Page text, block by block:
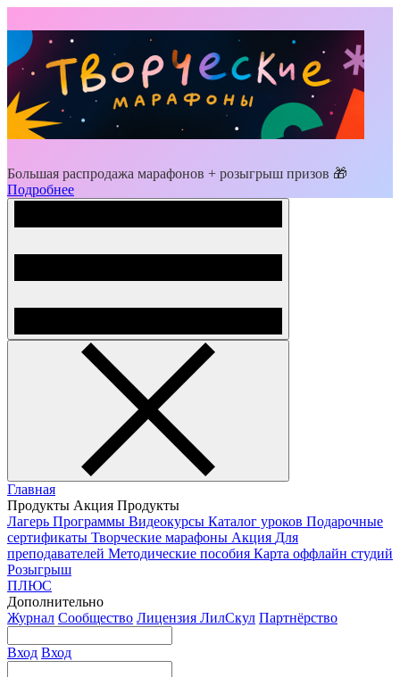
Большая распродажа марафонов + розыгрыш призов 🎁
Подробнее
Главная
Продукты Акция Продукты
Лагерь Программы Видеокурсы Каталог уроков Подарочные
сертификаты Творческие марафоны Акция Для
преподавателей Методические пособия Карта оффлайн студий
Розыгрыш
ПЛЮС
Дополнительно
Журнал Сообщество Лицензия ЛилСкул Партнёрство
Вход Вход